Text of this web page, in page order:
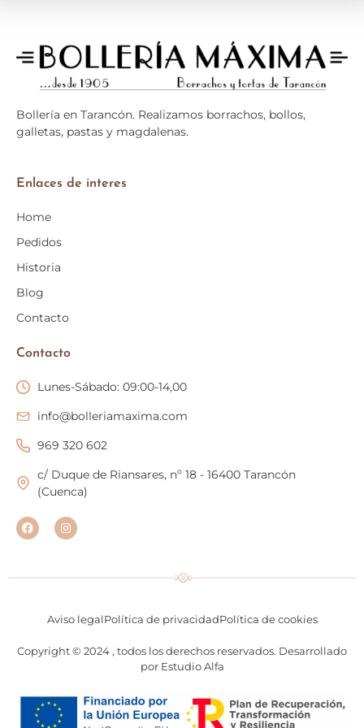
Bollería en Tarancón. Realizamos borrachos, bollos,
galletas, pastas y magdalenas.
Enlaces de interes
Home
Pedidos
Historia
Blog
Contacto
Contacto
Lunes-Sábado: 09:00-14,00
info@bolleriamaxima.com
969 320 602
c/ Duque de Riansares, nº 18 - 16400 Tarancón
(Cuenca)
Aviso legalPolítica de privacidadPolítica de cookies
Copyright © 2024 , todos los derechos reservados. Desarrollado
por Estudio Alfa